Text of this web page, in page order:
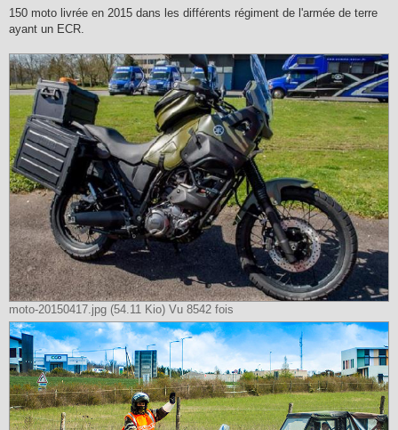
150 moto livrée en 2015 dans les différents régiment de l'armée de terre
ayant un ECR.
moto-20150417.jpg (54.11 Kio) Vu 8542 fois